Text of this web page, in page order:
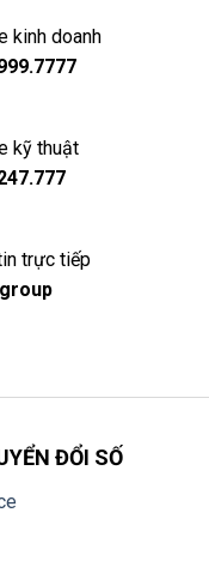
kinh doanh
kỹ thuật
trực tiếp
ĐỔI SỐ